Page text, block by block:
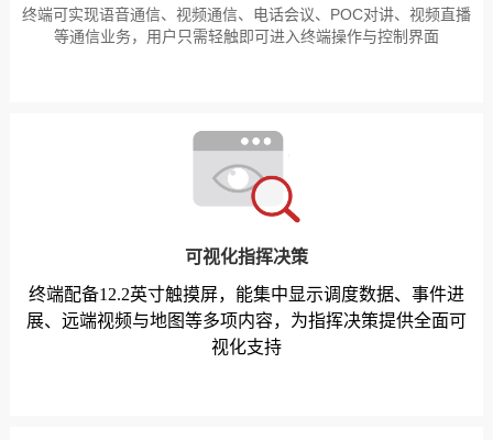
终端可实现语音通信、视频通信、电话会议、POC对讲、视频直播
等通信业务，用户只需轻触即可进入终端操作与控制界面
可视化指挥决策
终端配备12.2英寸触摸屏，能集中显示调度数据、事件进
展、远端视频与地图等多项内容，为指挥决策提供全面可
视化支持